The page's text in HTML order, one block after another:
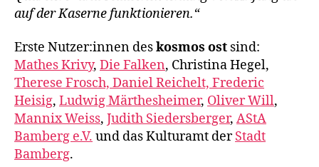
auf der Kaserne funktionieren.“
Erste Nutzer:innen deskosmos ost sind:
Mathes Krivy, Die Falken, Christina Hegel,
Therese Frosch, Daniel Reichelt, Frederic
Heisig, Ludwig Märthesheimer, Oliver Will,
Mannix Weiss, Judith Siedersberger, AStA
Bamberg e.V. und das Kulturamt derStadt
Bamberg.